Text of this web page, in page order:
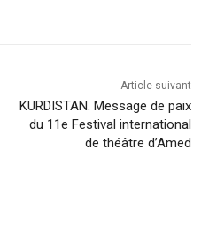
Article suivant
KURDISTAN. Message de paix
du 11e Festival international
de théâtre d’Amed